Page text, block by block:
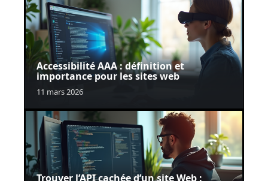
Accessibilité AAA : définition et
importance pour les sites web
11 mars 2026
Trouver l’API cachée d’un site Web :